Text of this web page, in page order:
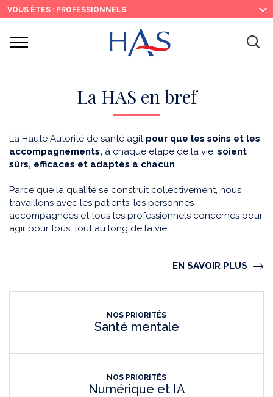
Recherche
Menu
principal
Contenu
principal
VOUS ÊTES : PROFESSIONNELS
Ouvrir
La HAS en bref
La Haute Autorité de santé agit pour que les soins et les
accompagnements, à chaque étape de la vie, soient
sûrs, efficaces et adaptés à chacun.
Parce que la qualité se construit collectivement, nous
travaillons avec les patients, les personnes
accompagnées et tous les professionnels concernés pour
agir pour tous, tout au long de la vie.
EN SAVOIR PLUS
NOS PRIORITÉS
Santé mentale
NOS PRIORITÉS
Numérique et IA